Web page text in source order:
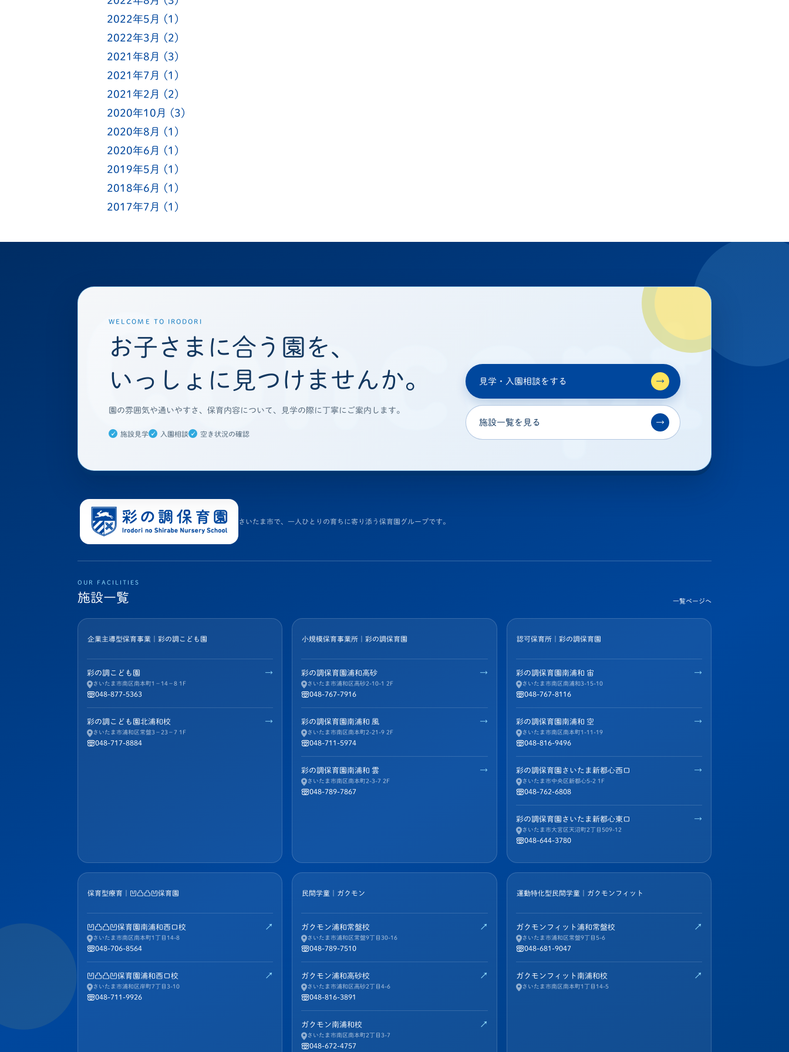
2022年5月
(1)
2022年3月
(2)
2021年8月
(3)
2021年7月
(1)
2021年2月
(2)
2020年10月
(3)
2020年8月
(1)
2020年6月
(1)
2019年5月
(1)
2018年6月
(1)
2017年7月
(1)
WELCOME TO IRODORI
お子さまに合う園を、
いっしょに見つけませんか。
園の雰囲気や通いやすさ、保育内容について、見学の際に丁寧にご案内します。
施設見学 入園相談 空き状況の確認
見学・入園相談をする →
施設一覧を見る →
さいたま市で、一人ひとりの育ちに寄り添う保育園グループです。
OUR FACILITIES
施設一覧 一覧ページへ
企業主導型保育事業｜彩の調こども園
彩の調こども園 →
さいたま市南区南本町1−14−8 1F
048-877-5363
彩の調こども園北浦和校 →
さいたま市浦和区常盤3−23−7 1F
048-717-8884
小規模保育事業所｜彩の調保育園
彩の調保育園浦和高砂 →
さいたま市浦和区高砂2-10-1 2F
048-767-7916
彩の調保育園南浦和 風 →
さいたま市南区南本町2-21-9 2F
048-711-5974
彩の調保育園南浦和 雲 →
さいたま市南区南本町2-3-7 2F
048-789-7867
認可保育所｜彩の調保育園
彩の調保育園南浦和 宙 →
さいたま市南区南浦和3-15-10
048-767-8116
彩の調保育園南浦和 空 →
さいたま市南区南本町1-11-19
048-816-9496
彩の調保育園さいたま新都心西口 →
さいたま市中央区新都心5-2 1F
048-762-6808
彩の調保育園さいたま新都心東口 →
さいたま市大宮区天沼町2丁目509-12
048-644-3780
保育型療育｜凹凸凸凹保育園
凹凸凸凹保育園南浦和西口校 ↗
さいたま市南区南本町1丁目14-8
048-706-8564
凹凸凸凹保育園浦和西口校 ↗
さいたま市浦和区岸町7丁目3-10
048-711-9926
民間学童｜ガクモン
ガクモン浦和常盤校 ↗
さいたま市浦和区常盤9丁目30-16
048-789-7510
ガクモン浦和高砂校 ↗
さいたま市浦和区高砂2丁目4-6
048-816-3891
ガクモン南浦和校 ↗
さいたま市南区南本町2丁目3-7
048-672-4757
運動特化型民間学童｜ガクモンフィット
ガクモンフィット浦和常盤校 ↗
さいたま市浦和区常盤9丁目5-6
048-681-9047
ガクモンフィット南浦和校 ↗
さいたま市南区南本町1丁目14-5